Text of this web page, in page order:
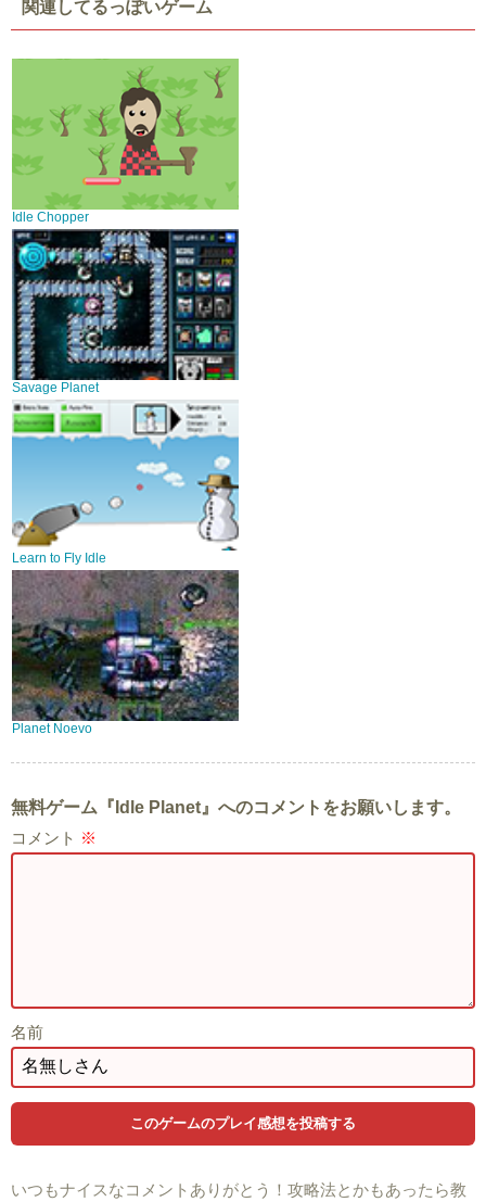
関連してるっぽいゲーム
Idle Chopper
Savage Planet
Learn to Fly Idle
Planet Noevo
無料ゲーム『Idle Planet』へのコメントをお願いします。
コメント ※
名前
いつもナイスなコメントありがとう！攻略法とかもあったら教